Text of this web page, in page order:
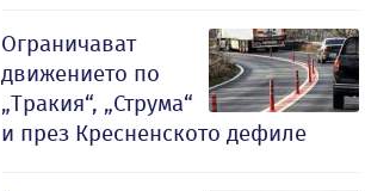
Ограничават
движението по
„Тракия“, „Струма“
и през Кресненското дефиле